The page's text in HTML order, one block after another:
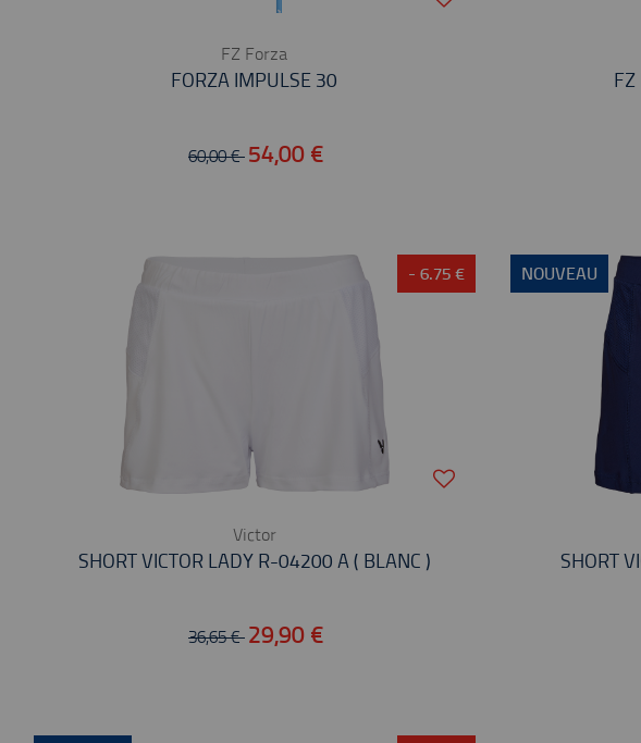
FZ Forza
FORZA IMPULSE 30
60,00 € 54,00 €
FZ
- 6.75 €
Victor
SHORT VICTOR LADY R-04200 A ( BLANC )
36,65 € 29,90 €
NOUVEAU
SHORT